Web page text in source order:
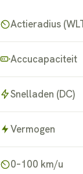
Actieradius
Accucapaciteit
Snelladen (DC)
Vermogen
0–100 km/u